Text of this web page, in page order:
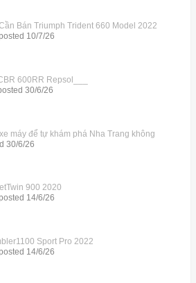
Bán Triumph Trident 660 Model 2022
10/7/26
600RR Repsol___
30/6/26
máy để tự khám phá Nha Trang không
30/6/26
900 2020
14/6/26
Sport Pro 2022
14/6/26